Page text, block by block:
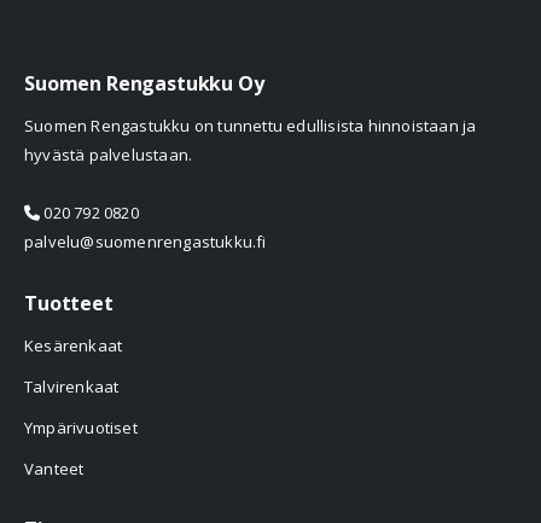
Suomen Rengastukku Oy
Suomen Rengastukku on tunnettu edullisista hinnoistaan ja
hyvästä palvelustaan.
020 792 0820
palvelu@suomenrengastukku.fi
Tuotteet
Kesärenkaat
Talvirenkaat
Ympärivuotiset
Vanteet